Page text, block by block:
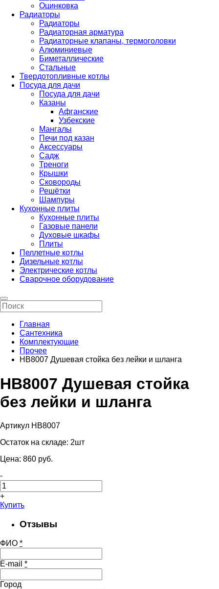
Оцинковка
Радиаторы
Радиаторы
Радиаторная арматура
Радиаторные клапаны, термоголовки
Алюминиевые
Биметаллические
Стальные
Твердотопливные котлы
Посуда для дачи
Посуда для дачи
Казаны
Афганские
Узбекские
Мангалы
Печи под казан
Аксессуары
Садж
Треноги
Крышки
Сковороды
Решётки
Шампуры
Кухонные плиты
Кухонные плиты
Газовые панели
Духовые шкафы
Плиты
Пеллетные котлы
Дизельные котлы
Электрические котлы
Сварочное оборудование
Главная
Сантехника
Комплектующие
Прочее
HB8007 Душевая стойка без лейки и шланга
HB8007 Душевая стойка
без лейки и шланга
Артикул HB8007
Остаток на складе: 2шт
Цена: 860 pуб.
-
+
Купить
Отзывы
ФИО *
E-mail *
Город